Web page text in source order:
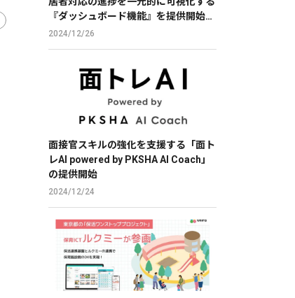
『ダッシュボード機能』を提供開始
【GMO ReTech】
2024/12/26
面接官スキルの強化を支援する「面ト
レAI powered by PKSHA AI Coach」
の提供開始
2024/12/24